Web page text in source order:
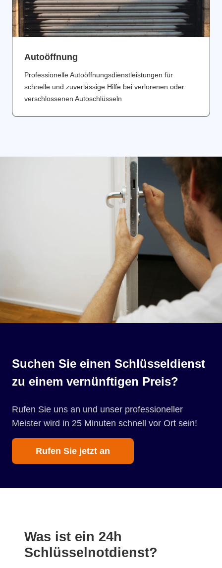
Аutoöffnung
Professionelle Autoöffnungsdienstleistungen für
schnelle und zuverlässige Hilfe bei verlorenen oder
verschlossenen Autoschlüsseln
Suchen Sie einen Schlüsseldienst
zu einem vernünftigen Preis?
Rufen Sie uns an und unser professioneller
Meister wird in 25 Minuten schnell vor Ort sein!
Rufen Sie jetzt an
Was ist ein 24h
Schlüsselnotdienst?